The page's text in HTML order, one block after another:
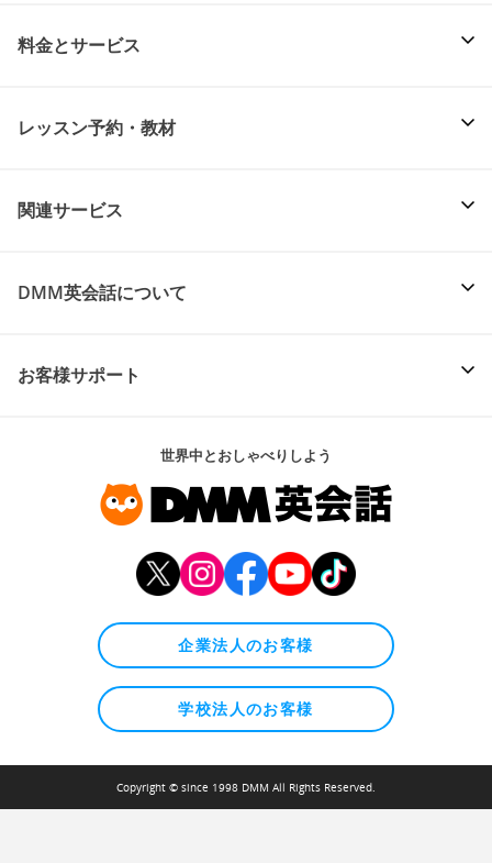
料金とサービス
レッスン予約・教材
関連サービス
DMM英会話について
お客様サポート
世界中とおしゃべりしよう
企業法人のお客様
学校法人のお客様
Copyright © since 1998 DMM All Rights Reserved.